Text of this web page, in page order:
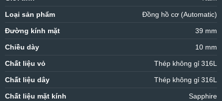
Loại sản phẩm Đồng hồ cơ (Automatic)
Đường kính mặt 39 mm
Chiều dày 10 mm
Chất liệu vỏ Thép không gỉ 316L
Chất liệu dây Thép không gỉ 316L
Chất liệu mặt kính Sapphire